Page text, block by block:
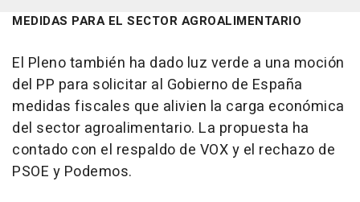
MEDIDAS PARA EL SECTOR AGROALIMENTARIO
El Pleno también ha dado luz verde a una moción
del PP para solicitar al Gobierno de España
medidas fiscales que alivien la carga económica
del sector agroalimentario. La propuesta ha
contado con el respaldo de VOX y el rechazo de
PSOE y Podemos.